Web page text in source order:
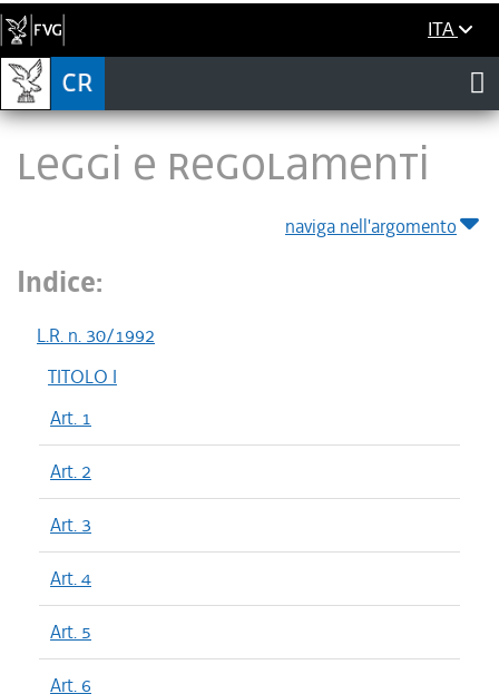
ITA
LEGGI E REGOLAMENTI
naviga nell'argomento
Indice:
L.R. n. 30/1992
TITOLO I
Art. 1
Art. 2
Art. 3
Art. 4
Art. 5
Art. 6